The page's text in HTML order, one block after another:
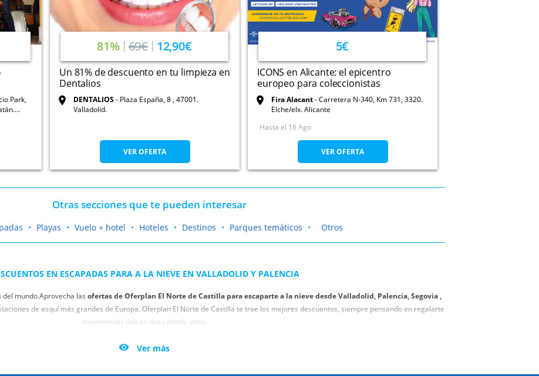
Park,
81% 69€ 12,90€
Un 81% de descuento en tu limpieza en
Dentalios
DENTALIOS
Plaza España, 8 , 47001.
Valladolid.
VER OFERTA
5€
ICONS en Alicante: el epicentro
europeo para coleccionistas
Fira Alacant Carretera N-340, Km 731, 3320.
Elche/elx. Alicante
Hasta el 16 Ago
VER OFERTA
Otras secciones que te pueden interesar
Playas Vuelo + hotel Hoteles Destinos Parques temáticos Otros
EN ESCAPADAS PARA A LA NIEVE EN VALLADOLID Y PALENCIA
mundo.Aprovecha las ofertas de Oferplan El Norte de Castilla para escaparte a la nieve desde Valladolid, Palencia, Segovia ,
de esquí más grandes de Europa. Oferplan El Norte de Castilla te trae los mejores descuentos, siempre pensando en regalarte
experiencias únicas vivas donde vivas.
sin miedo, diviértete y no pienses más en lo caro que te resulta subir a la montaña en invierno. Con nuestra selección de ofertas para la
 Ver más